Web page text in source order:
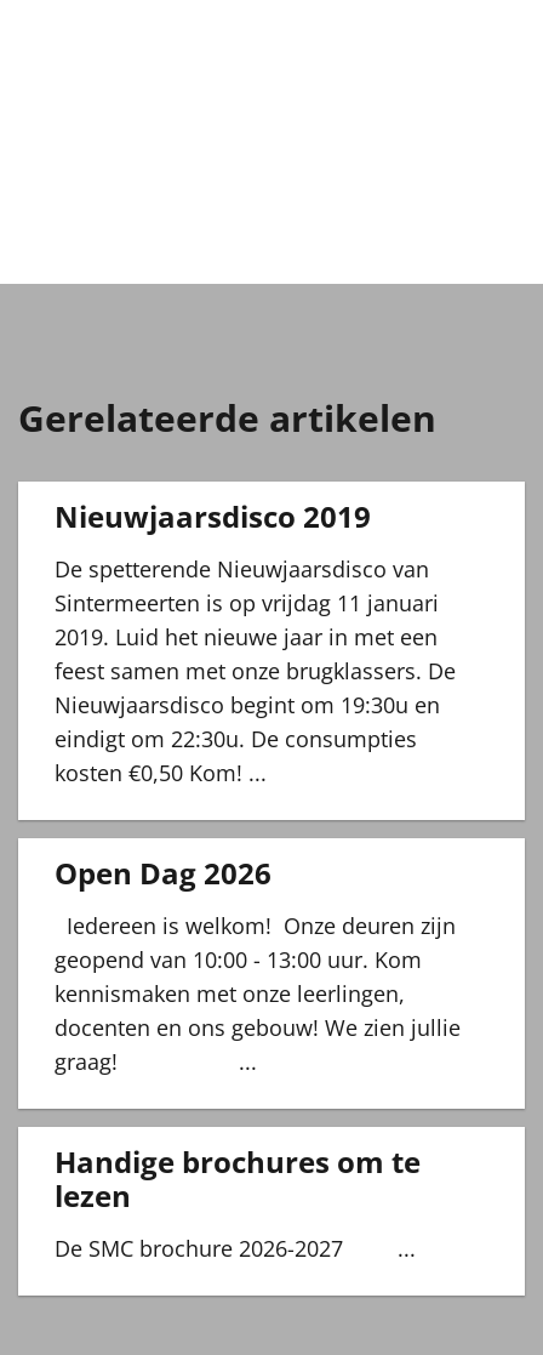
Gerelateerde artikelen
Nieuwjaarsdisco 2019
De spetterende Nieuwjaarsdisco van
Sintermeerten is op vrijdag 11 januari
2019. Luid het nieuwe jaar in met een
feest samen met onze brugklassers. De
Nieuwjaarsdisco begint om 19:30u en
eindigt om 22:30u. De consumpties
kosten €0,50 Kom! ...
Open Dag 2026
Iedereen is welkom! Onze deuren zijn
geopend van 10:00 - 13:00 uur. Kom
kennismaken met onze leerlingen,
docenten en ons gebouw! We zien jullie
graag! ...
Handige brochures om te
lezen
De SMC brochure 2026-2027 ...